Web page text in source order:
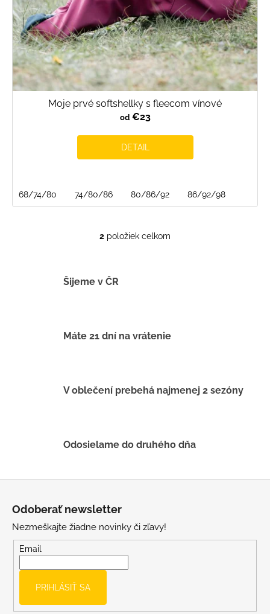
Moje prvé softshellky s fleecom vínové
od€23
DETAIL
68/74/80 74/80/86 80/86/92 86/92/98
O
i
v
ý
s
2 položiek celkom
Šijeme v ČR
Máte 21 dní na vrátenie
V oblečení prebehá najmenej 2 sezóny
Odosielame do druhého dňa
Odoberať newsletter
Nezmeškajte žiadne novinky či zľavy!
Email
PRIHLÁSIŤ SA